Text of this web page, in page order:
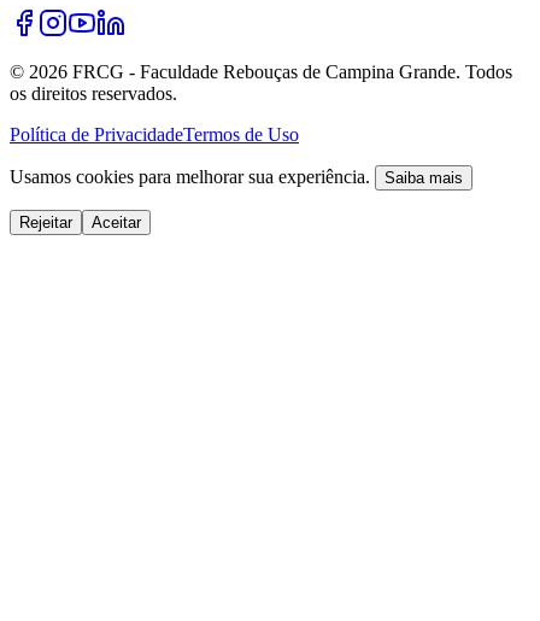
© 2026 FRCG - Faculdade Rebouças de Campina Grande. Todos
os direitos reservados.
Política de PrivacidadeTermos de Uso
Usamos cookies para melhorar sua experiência. Saiba mais
Rejeitar Aceitar